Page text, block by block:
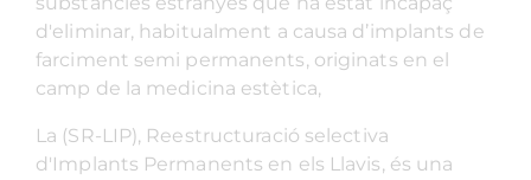
d'eliminar, habitualment a causa d’implants de
farciment semi permanents, originats en el
camp de la medicina estètica,
La (SR-LIP), Reestructuració selectiva
d'Implants Permanents en els Llavis, és una